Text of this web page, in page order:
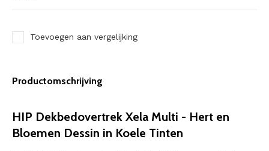
Toevoegen aan vergelijking
Productomschrijving
HIP Dekbedovertrek Xela Multi - Hert en
Bloemen Dessin in Koele Tinten